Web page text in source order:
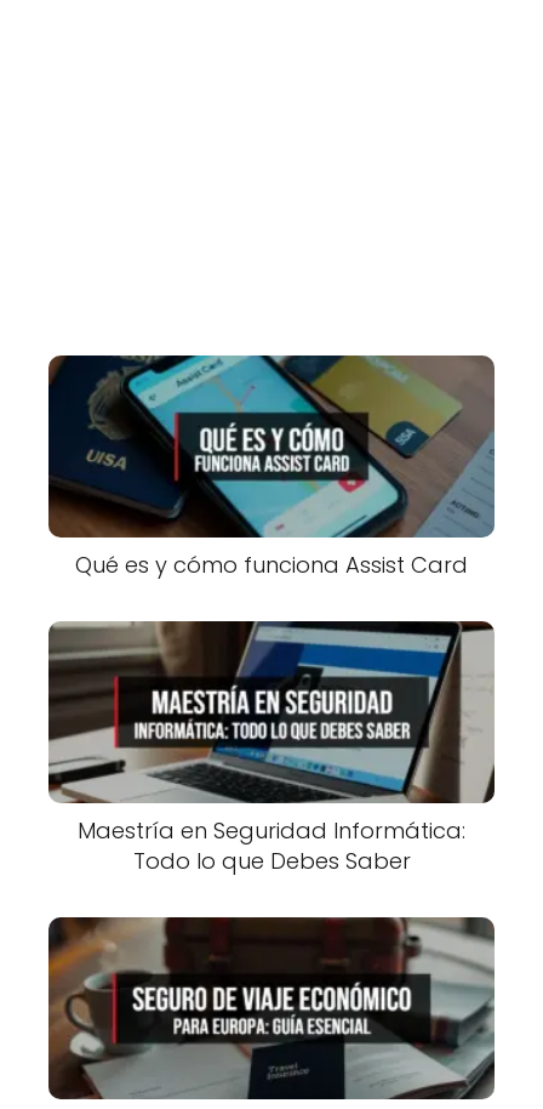
Qué es y cómo funciona Assist Card
Maestría en Seguridad Informática:
Todo lo que Debes Saber